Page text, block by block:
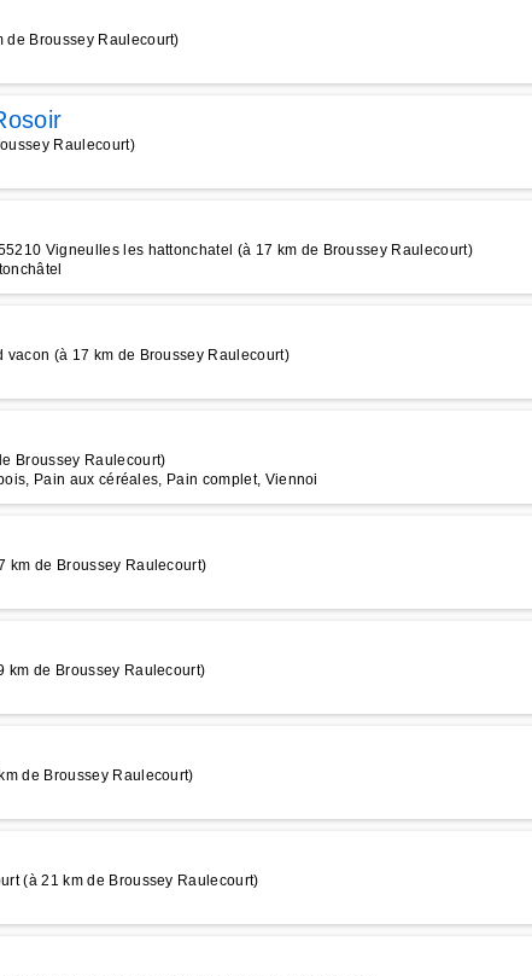
de Broussey Raulecourt)
Raulecourt)
Vigneulles les hattonchatel (à 17 km de Broussey Raulecourt)
(à 17 km de Broussey Raulecourt)
Broussey Raulecourt)
Pain aux céréales, Pain complet, Viennoi
km de Broussey Raulecourt)
km de Broussey Raulecourt)
de Broussey Raulecourt)
(à 21 km de Broussey Raulecourt)